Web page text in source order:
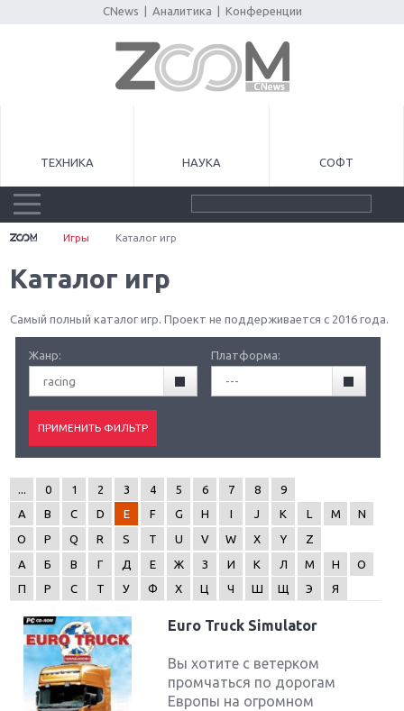
CNews Аналитика Конференции
ТЕХНИКА НАУКА СОФТ
Игры Каталог игр
Каталог игр
Самый полный каталог игр. Проект не поддерживается с 2016 года.
Жанр:
racing
Платформа:
---
0 1 2 3 4 5 6 7 8
9
A
B C D E F G H I J K L M
N
O
P Q R S T U V W X Y
Z
А
Б В Г Д Е Ж З И К Л М Н
О
П
Р С Т У Ф Х Ц Ч Ш Щ Э Я
Euro Truck Simulator
Вы хотите с ветерком
промчаться по дорогам
Европы на огромном